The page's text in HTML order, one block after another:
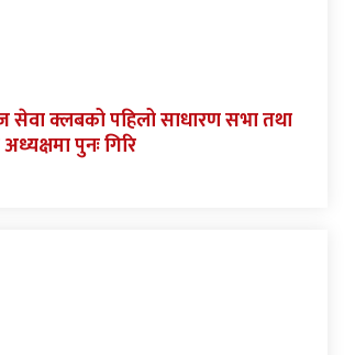
क्लबको पहिलो साधारण सभा तथा
पुनः गिरि